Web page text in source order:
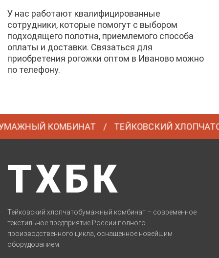
У нас работают квалифицированные
сотрудники, которые помогут с выбором
подходящего полотна, приемлемого способа
оплаты и доставки. Связаться для
приобретения рогожки оптом в Иваново можно
по телефону.
КОМБИНАТ ТЕЙКОВСКИЙ
ТХБК
Тейковский хлопчатобумажный комбинат – современное
текстильное предприятие России полного
производственного цикла, оснащенное новейшим
оборудованием.